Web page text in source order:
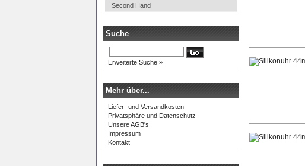
Second Hand
Suche
Erweiterte Suche »
Mehr über...
Liefer- und Versandkosten
Privatsphäre und Datenschutz
Unsere AGB's
Impressum
Kontakt